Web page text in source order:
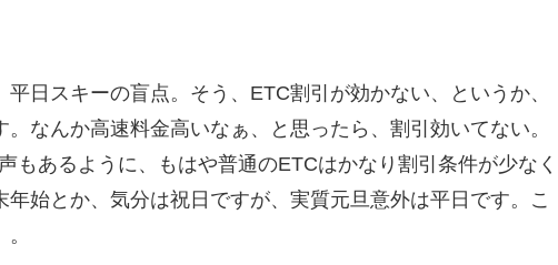
日スキーの盲点。そう、ETC割引が効かない、というか、
なんか高速料金高いなぁ、と思ったら、割引効いてない。
もあるように、もはや普通のETCはかなり割引条件が少なく
始とか、気分は祝日ですが、実質元旦意外は平日です。こ